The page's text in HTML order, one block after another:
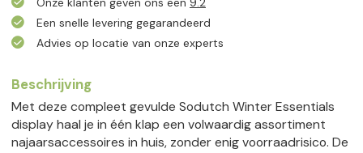
Een snelle levering gegarandeerd
Advies op locatie van onze experts
Beschrijving
Met deze compleet gevulde Sodutch Winter Essentials
display haal je in één klap een volwaardig assortiment
najaarsaccessoires in huis, zonder enig voorraadrisico. De